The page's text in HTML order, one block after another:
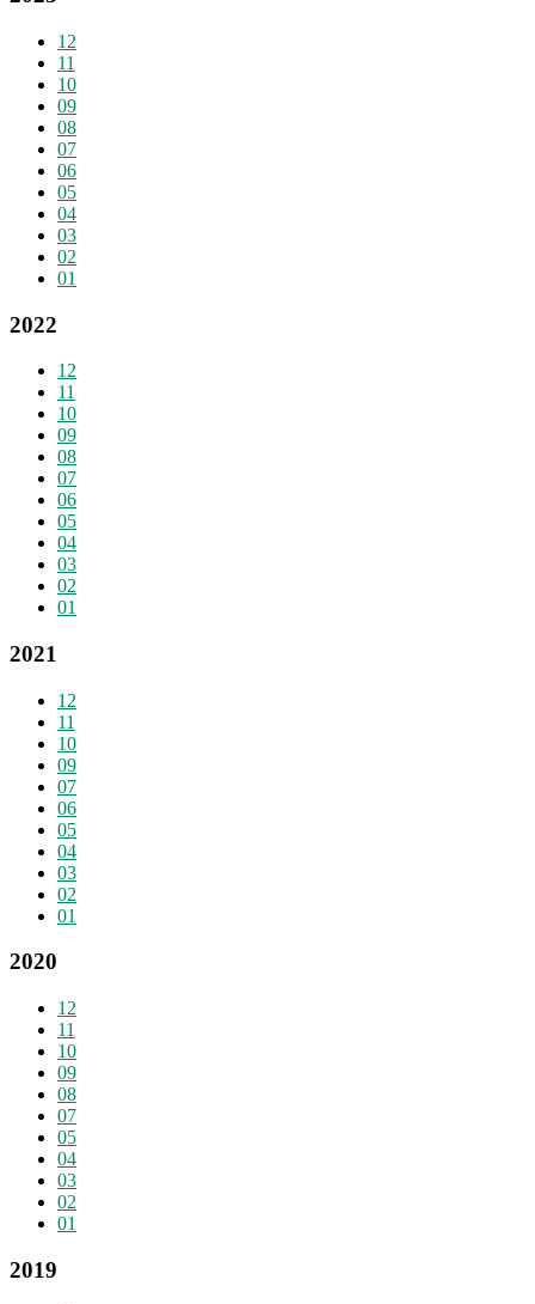
12
11
10
09
08
07
06
05
04
03
02
01
2022
12
11
10
09
08
07
06
05
04
03
02
01
2021
12
11
10
09
07
06
05
04
03
02
01
2020
12
11
10
09
08
07
05
04
03
02
01
2019